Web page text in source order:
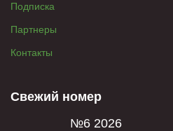
Подписка
Партнеры
Контакты
Свежий номер
№6 2026